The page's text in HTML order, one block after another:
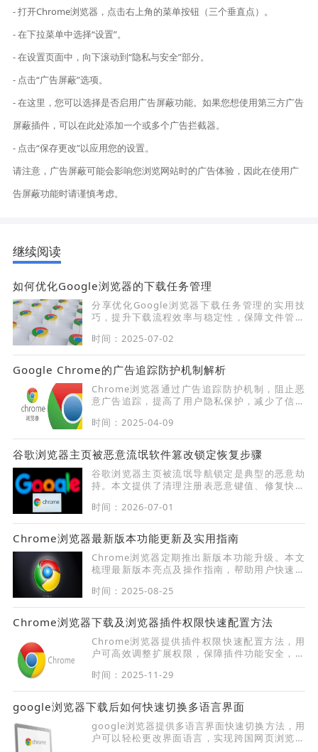
- 打开Chrome浏览器，点击右上角的菜单按钮（三个垂直点）。
- 在下拉菜单中选择“设置”。
- 在设置页面中，向下滚动到“隐私与安全”部分。
- 点击“广告屏蔽”选项。
- 在这里，您可以选择是否启用广告屏蔽功能。如果您想使用第三方广告
屏蔽插件，可以在此处添加一个或多个广告拦截器。
- 点击“保存更改”以应用您的设置。
请注意，广告屏蔽可能会影响您浏览网站时的广告体验，因此在使用广
告屏蔽功能时请谨慎考虑。
继续阅读
如何优化Google浏览器的下载任务管理
分享优化Google浏览器下载任务管理的实用技
巧，提升下载流程效率与稳定性，保障文件管理
时间：2025-07-02
Google Chrome的广告追踪防护机制解析
Chrome浏览器通过广告追踪防护机制，阻止恶
意广告追踪，提高了用户隐私保护，减少了信息
时间：2025-04-09
谷歌浏览器主页被恶意流氓软件篡改锁定恢复步骤
谷歌浏览器主页被流氓导航锁定是典型的恶意劫
持。本文提供了清理注册表恶意键值、修复快捷
干净的浏览器启动页。
时间：2026-07-01
Chrome浏览器最新版本功能更新及实用指南
Chrome浏览器定期推出新版本功能升级。本文
梳理最新版本亮点及操作指南，帮助用户快速掌
时间：2025-08-25
Chrome浏览器下载及浏览器插件权限快速配置方法
Chrome浏览器提供插件权限快速配置方法，用
户可高效调整扩展权限，保障插件功能安全，实
时间：2025-11-29
google浏览器下载后如何快速切换多语言界面
google浏览器提供多语言界面快速切换方法，用
户可以轻松更改界面语言，实现跨国网页浏览便